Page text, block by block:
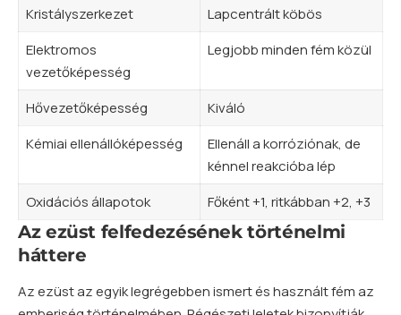
Kristályszerkezet
Lapcentrált köbös
Elektromos
vezetőképesség
Legjobb minden fém közül
Hővezetőképesség
Kiváló
Kémiai ellenállóképesség
Ellenáll a korróziónak, de
kénnel reakcióba lép
Oxidációs állapotok
Főként +1, ritkábban +2, +3
Az ezüst felfedezésének történelmi
háttere
Az ezüst az egyik legrégebben ismert és használt fém az